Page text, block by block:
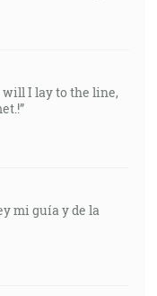
will I lay to the line,
mi guía y de la